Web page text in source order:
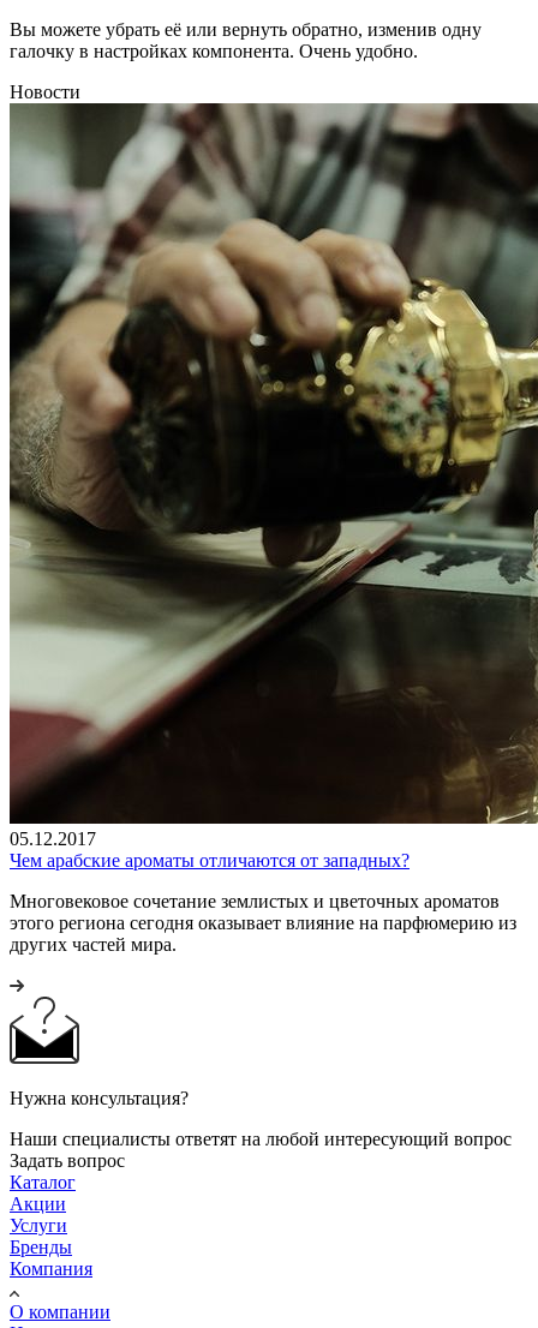
Вы можете убрать её или вернуть обратно, изменив одну
галочку в настройках компонента. Очень удобно.
Новости
05.12.2017
Чем арабские ароматы отличаются от западных?
Многовековое сочетание землистых и цветочных ароматов
этого региона сегодня оказывает влияние на парфюмерию из
других частей мира.
Нужна консультация?
Наши специалисты ответят на любой интересующий вопрос
Задать вопрос
Каталог
Акции
Услуги
Бренды
Компания
О компании